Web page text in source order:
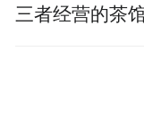
三者经营的茶